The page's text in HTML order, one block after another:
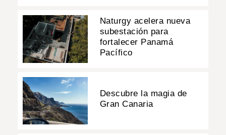
Naturgy acelera nueva
subestación para
fortalecer Panamá
Pacífico
Descubre la magia de
Gran Canaria